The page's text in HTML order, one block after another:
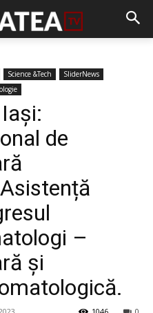
Science &Tech
SliderNews
de
–
și